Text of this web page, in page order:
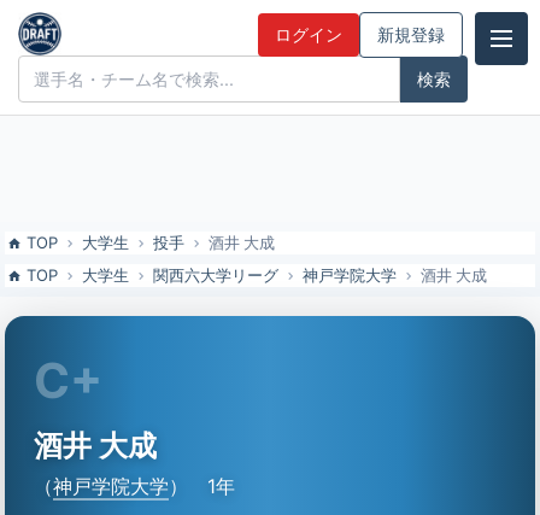
酒井 大成（神戸学院大）の特徴とドラフト評価 | ドラフト候補とみん
なの評価
ドラフト候補とみんなの評価 ログイン 新規登録
TOP 大学生 投手
酒井 大成
TOP
大学生 関西六大学リーグ 神戸学院大学 酒井 大成
C+
酒井 大成
（神戸学院大学） 1年